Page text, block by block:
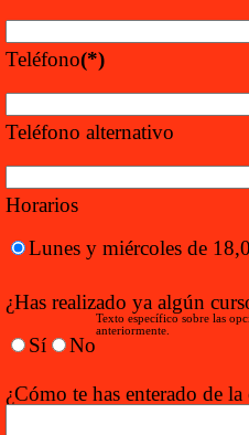
Teléfono(*)
Teléfono alternativo
Horarios
Lunes y miércoles de
¿Has realizado ya algún
Sí
No
Texto específico sobre las
anteriormente.
¿Cómo te has enterado de